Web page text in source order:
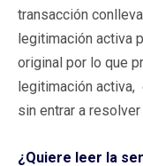
transacción
legitimación activa
original por lo que
legitimación activa,
sin entrar a
¿Quiere leer la